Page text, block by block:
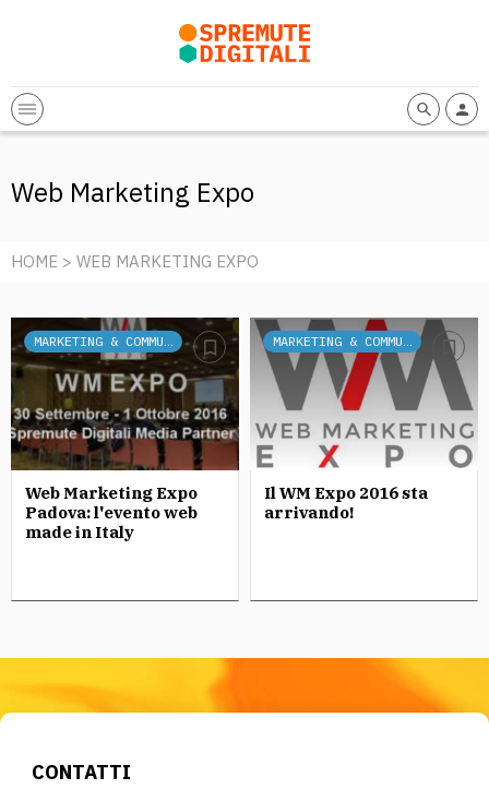
Web Marketing Expo
HOME > WEB MARKETING EXPO
MARKETING & COMMUNICATION
Web Marketing Expo
Padova: l'evento web
made in Italy
MARKETING & COMMUNICATION
Il WM Expo 2016 sta
arrivando!
CONTATTI